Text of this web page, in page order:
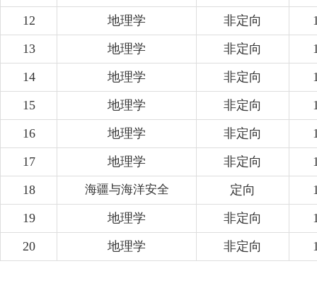
12
地理学 非定向
13
地理学 非定向
14
地理学 非定向
15
地理学 非定向
16
地理学 非定向
17
地理学 非定向
18
海疆与海洋安全 定向
19
地理学 非定向
20
地理学 非定向